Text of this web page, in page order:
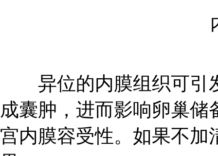
异位的内膜组织可引
成囊肿，进而影响卵巢
宫内膜容受性。如果不加